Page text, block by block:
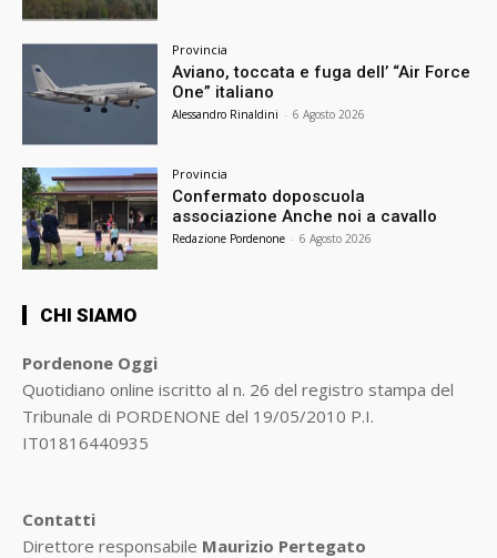
Provincia
Aviano, toccata e fuga dell’ “Air Force
One” italiano
Alessandro Rinaldini - 6 Agosto 2026
Provincia
Confermato doposcuola
associazione Anche noi a cavallo
Redazione Pordenone - 6 Agosto 2026
CHI SIAMO
Pordenone Oggi
Quotidiano online iscritto al n. 26 del registro stampa del
Tribunale di PORDENONE del 19/05/2010 P.I.
IT01816440935
Contatti
Direttore responsabile Maurizio Pertegato